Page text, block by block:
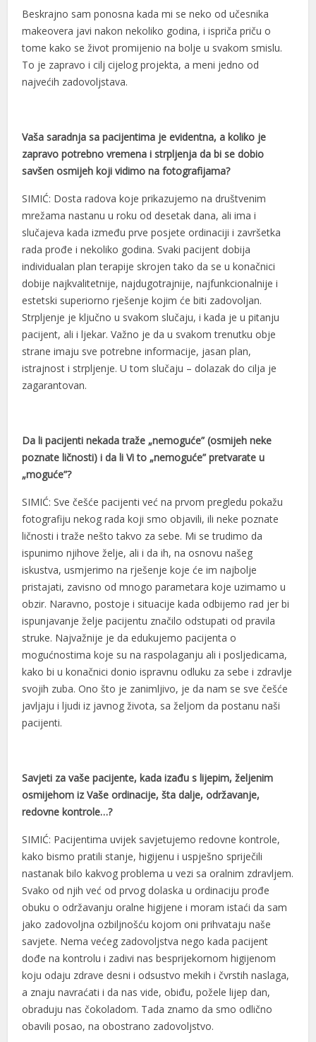
realbahis
realbahis
avrupabet
casibom giris
casibom giris
betpark
Earn money link shortener
porno
sekabet
hiltonbet
vdcasino giriş
jojobet
holiganbet
vdcasino
vdcasino giriş
vdcasino
gideni geri getirme büyüsü
holiganbet
kıbrıs escort
jojobet giriş
mavibet, mavibet giriş
vdcasino giriş
koltuk yıkama
buy cocaine
sapanca escort
1xbet güncel
Festgeld
jojobet
pasacasino
avrupabet
marsbahis
casibom
Beskrajno sam ponosna kada mi se neko od učesnika
makeovera javi nakon nekoliko godina, i ispriča priču o
tome kako se život promijenio na bolje u svakom smislu.
To je zapravo i cilj cijelog projekta, a meni jedno od
najvećih zadovoljstava.
Vaša saradnja sa pacijentima je evidentna, a koliko je
zapravo potrebno vremena i strpljenja da bi se dobio
savšen osmijeh koji vidimo na fotografijama?
SIMIĆ: Dosta radova koje prikazujemo na društvenim
mrežama nastanu u roku od desetak dana, ali ima i
slučajeva kada između prve posjete ordinaciji i završetka
rada prođe i nekoliko godina. Svaki pacijent dobija
individualan plan terapije skrojen tako da se u konačnici
dobije najkvalitetnije, najdugotrajnije, najfunkcionalnije i
estetski superiorno rješenje kojim će biti zadovoljan.
Strpljenje je ključno u svakom slučaju, i kada je u pitanju
pacijent, ali i ljekar. Važno je da u svakom trenutku obje
strane imaju sve potrebne informacije, jasan plan,
istrajnost i strpljenje. U tom slučaju – dolazak do cilja je
zagarantovan.
Da li pacijenti nekada traže „nemoguće” (osmijeh neke
poznate ličnosti) i da li Vi to „nemoguće” pretvarate u
„moguće”?
SIMIĆ: Sve češće pacijenti već na prvom pregledu pokažu
fotografiju nekog rada koji smo objavili, ili neke poznate
ličnosti i traže nešto takvo za sebe. Mi se trudimo da
ispunimo njihove želje, ali i da ih, na osnovu našeg
iskustva, usmjerimo na rješenje koje će im najbolje
pristajati, zavisno od mnogo parametara koje uzimamo u
obzir. Naravno, postoje i situacije kada odbijemo rad jer bi
ispunjavanje želje pacijentu značilo odstupati od pravila
struke. Najvažnije je da edukujemo pacijenta o
mogućnostima koje su na raspolaganju ali i posljedicama,
kako bi u konačnici donio ispravnu odluku za sebe i zdravlje
svojih zuba. Ono što je zanimljivo, je da nam se sve češće
javljaju i ljudi iz javnog života, sa željom da postanu naši
pacijenti.
Savjeti za vaše pacijente, kada izađu s lijepim, željenim
osmijehom iz Vaše ordinacije, šta dalje, održavanje,
redovne kontrole…?
SIMIĆ: Pacijentima uvijek savjetujemo redovne kontrole,
kako bismo pratili stanje, higijenu i uspješno spriječili
nastanak bilo kakvog problema u vezi sa oralnim zdravljem.
Svako od njih već od prvog dolaska u ordinaciju prođe
obuku o održavanju oralne higijene i moram istaći da sam
jako zadovoljna ozbiljnošću kojom oni prihvataju naše
savjete. Nema većeg zadovoljstva nego kada pacijent
dođe na kontrolu i zadivi nas besprijekornom higijenom
koju odaju zdrave desni i odsustvo mekih i čvrstih naslaga,
a znaju navraćati i da nas vide, obiđu, požele lijep dan,
obraduju nas čokoladom. Tada znamo da smo odlično
obavili posao, na obostrano zadovoljstvo.